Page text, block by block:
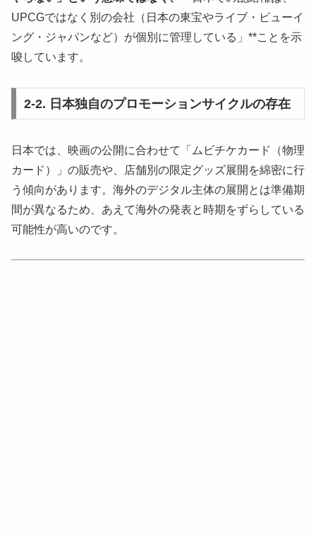
UPCGではなく別の会社（日本の東宝やライブ・ビューイ
ング・ジャパンなど）が個別に管理している」**ことを示
唆しています。
2-2. 日本独自のプロモーションサイクルの存在
日本では、映画の公開に合わせて「ムビチケカード（物理
カード）」の販売や、店舗別の限定グッズ展開を綿密に行
う傾向があります。海外のデジタル主体の展開とは準備期
間が異なるため、あえて海外の発表と時期をずらしている
可能性が高いのです。